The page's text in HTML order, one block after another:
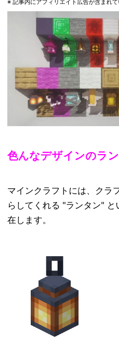
※ 記事内にアフィリエイト広告が含まれ
色んなデザインのラ
マインクラフトには、クラ
らしてくれる "ランタン"
在します。